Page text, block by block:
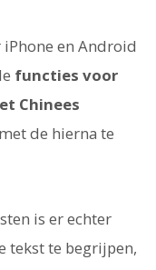
en Android
functies voor
Chinees
de hierna te
is er echter
tekst te begrijpen,